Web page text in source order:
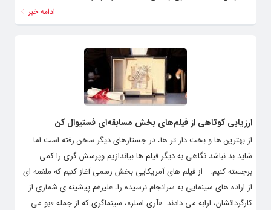
ادامه خبر
ارزیابی کوتاهی از فیلم‌های بخش مسابقه‌ای فستیوال کن
از بهترین ها و بخت دار تر ها، در جستارهای دیگر سخن رفته است اما
شاید بد نباشد نگاهی به دیگر فیلم ها بیاندازیم وپرسش گری را کمی
برجسته کنیم. از فیلم های آمریکایی بخش رسمی آغاز کنیم که ملغمه ای
از اراده های سینمایی به سرانجام نرسیده را، علیرغم پیشینه ی شماری از
کارگردانشان، ارابه می دادند. «آری اسلر»، سینماگری که از جمله «بو می